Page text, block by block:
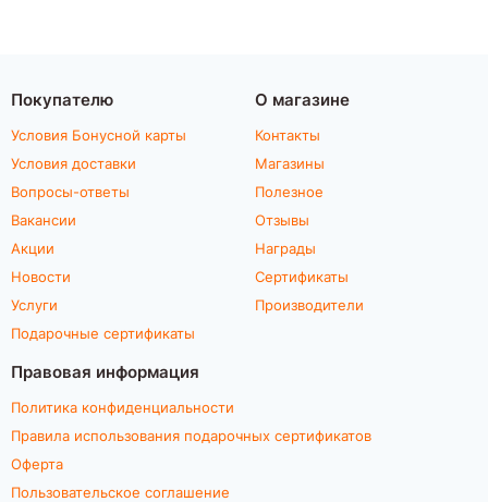
Покупателю
Условия Бонусной карты
Условия доставки
Вопросы-ответы
Вакансии
Акции
Новости
Услуги
Подарочные сертификаты
О магазине
Контакты
Магазины
Полезное
Отзывы
Награды
Сертификаты
Производители
Правовая информация
Политика конфиденциальности
Правила использования подарочных сертификатов
Оферта
Пользовательское соглашение